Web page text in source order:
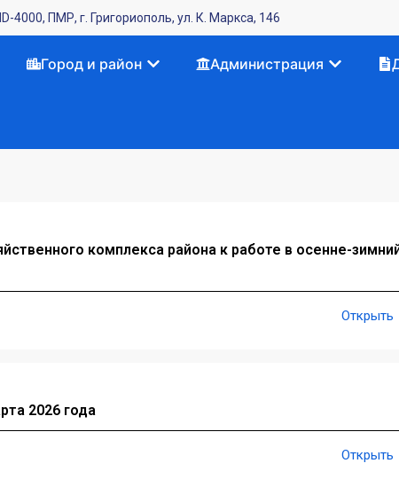
4000, ПМР, г. Григориополь, ул. К. Маркса, 146
Город и район Администрация
комплекса района к работе в осенне-
Открыть
2026 года
Открыть